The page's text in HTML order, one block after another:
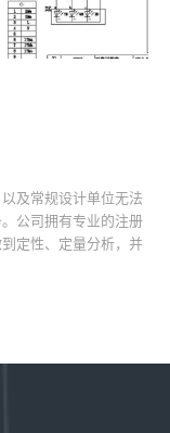
及常规设计单位无法
公司拥有专业的注册
定性、定量分析，并